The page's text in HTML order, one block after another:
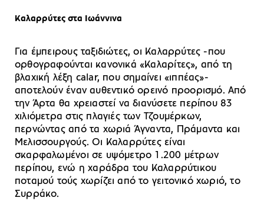
Καλαρρύτες στα Ιωάννινα
Για έμπειρους ταξιδιώτες, οι Καλαρρύτες -που
ορθογραφούνται κανονικά «Καλαρίτες», από τη
βλαχική λέξη calar, που σημαίνει «ιππέας»-
αποτελούν έναν αυθεντικό ορεινό προορισμό. Από
την Άρτα θα χρειαστεί να διανύσετε περίπου 83
χιλιόμετρα στις πλαγιές των Τζουμέρκων,
περνώντας από τα χωριά Άγναντα, Πράμαντα και
Μελισσουργούς. Οι Καλαρρύτες είναι
σκαρφαλωμένοι σε υψόμετρο 1.200 μέτρων
περίπου, ενώ η χαράδρα του Καλαρρύτικου
ποταμού τούς χωρίζει από το γειτονικό χωριό, το
Συρράκο.